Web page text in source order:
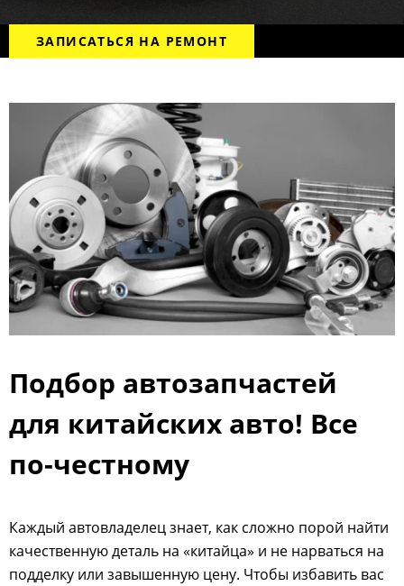
ЗАПИСАТЬСЯ НА РЕМОНТ
Подбор автозапчастей
для китайских авто! Все
по-честному
Каждый автовладелец знает, как сложно порой найти
качественную деталь на «китайца» и не нарваться на
подделку или завышенную цену. Чтобы избавить вас